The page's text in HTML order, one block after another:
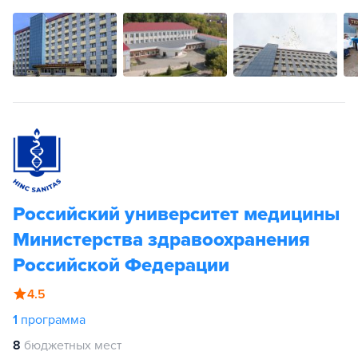
Российский университет медицины
Министерства здравоохранения
Российской Федерации
4.5
1 программа
8 бюджетных мест